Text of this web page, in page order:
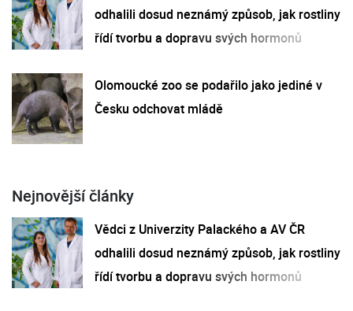
odhalili dosud neznámý způsob, jak rostliny
řídí tvorbu a dopravu svých hormonů
Olomoucké zoo se podařilo jako jediné v
Česku odchovat mládě
Nejnovější články
Vědci z Univerzity Palackého a AV ČR
odhalili dosud neznámý způsob, jak rostliny
řídí tvorbu a dopravu svých hormonů